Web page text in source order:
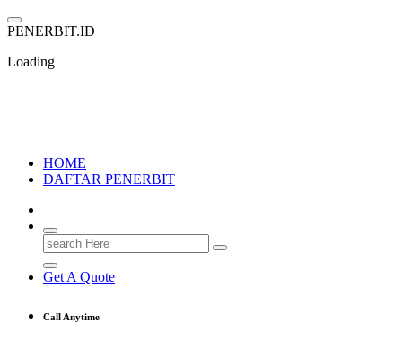
Skip
to
PENERBIT.ID
Loading
HOME
DAFTAR PENERBIT
Search
for:
Get A Quote
Call Anytime